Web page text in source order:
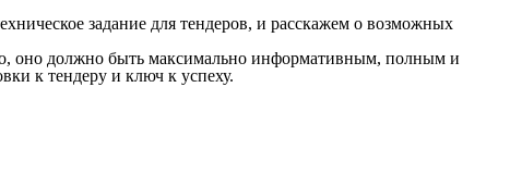
задание для тендеров, и расскажем о возможных
оно должно быть максимально информативным, полным и
к тендеру и ключ к успеху.